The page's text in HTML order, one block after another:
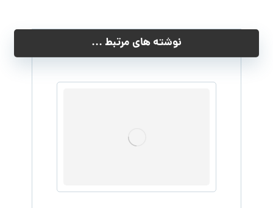
نوشته های مرتبط ...